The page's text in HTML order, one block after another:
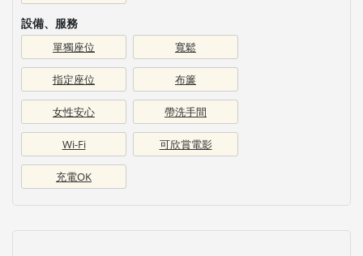
設備、服務
單獨座位 寬鬆
指定座位 布簾
女性安心 帶洗手間
Wi-Fi 可欣賞電影
充電OK